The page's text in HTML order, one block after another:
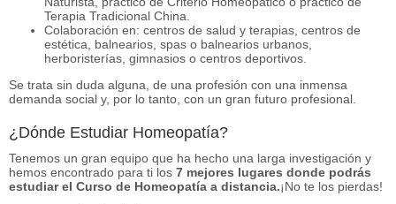
Terapia Tradicional China.
Colaboración en: centros de salud y terapias, centros de
estética, balnearios, spas o balnearios urbanos,
herboristerías, gimnasios o centros deportivos.
Se trata sin duda alguna, de una profesión con una inmensa
demanda social y, por lo tanto, con un gran futuro profesional.
¿Dónde Estudiar Homeopatía?
Tenemos un gran equipo que ha hecho una larga investigación y
hemos encontrado para ti los 7 mejores lugares donde podrás
estudiar el Curso de Homeopatía a distancia.¡No te los pierdas!